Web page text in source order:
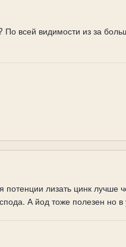
всей видимости из за
лизать цинк лучше
А йод тоже полезен но